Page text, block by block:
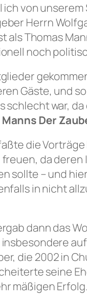
ich von
Herrn
als Thomas
noch
Gäste, und
schlecht war,
Der
die
da
sollte – und
in nicht
dann das
die 2002 in
seine
mäßigen